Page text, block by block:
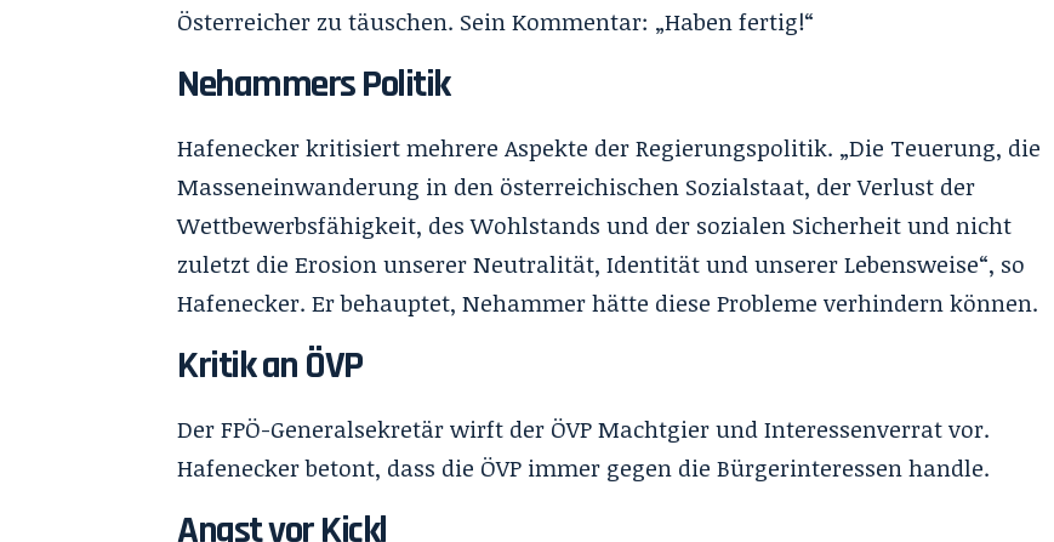
Österreicher zu täuschen. Sein Kommentar: „Haben fertig!“
Nehammers Politik
Hafenecker kritisiert mehrere Aspekte der Regierungspolitik. „Die Teuerung, die
Masseneinwanderung in den österreichischen Sozialstaat, der Verlust der
Wettbewerbsfähigkeit, des Wohlstands und der sozialen Sicherheit und nicht
zuletzt die Erosion unserer Neutralität, Identität und unserer Lebensweise“, so
Hafenecker. Er behauptet, Nehammer hätte diese Probleme verhindern können.
Kritik an ÖVP
Der FPÖ-Generalsekretär wirft der ÖVP Machtgier und Interessenverrat vor.
Hafenecker betont, dass die ÖVP immer gegen die Bürgerinteressen handle.
Angst vor Kickl